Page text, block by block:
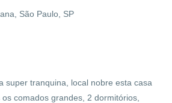
São Paulo, SP
super tranquina, local nobre esta casa
comados grandes, 2 dormitórios,